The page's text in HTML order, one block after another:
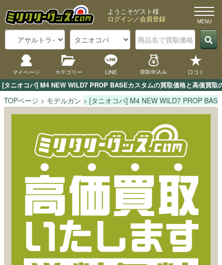
[タニオコバ] M4 NEW WILD7 PROP BASEカスタムの買取価格と高価買
ようこそゲスト様
ログイン／会員登録
マイページ カテゴリー LINE 買取申込み 口コミ
TOPページ モデルガン [タニオコバ] M4 NEW WILD7 PROP